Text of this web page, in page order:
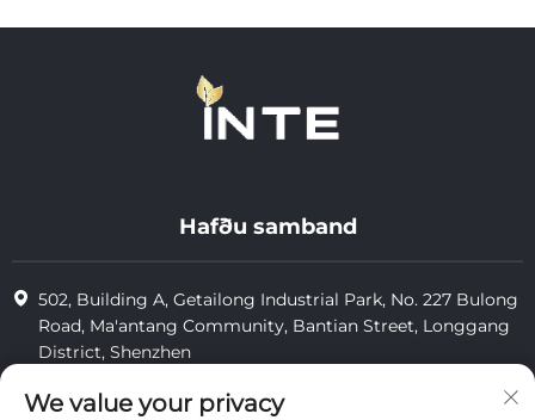
Hafðu samband
502, Building A, Getailong Industrial Park, No. 227 Bulong
Road, Ma'antang Community, Bantian Street, Longgang
District, Shenzhen
+86-13823773549
We value your privacy